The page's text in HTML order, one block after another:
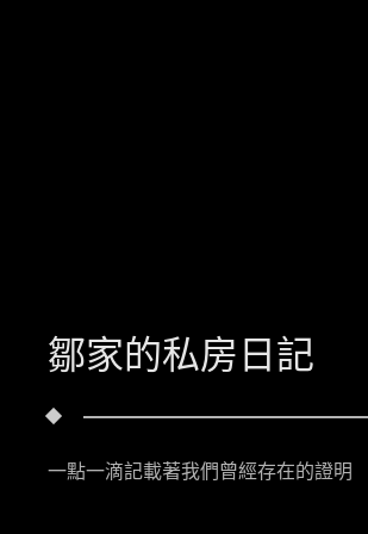
鄒家的私房日記
一點一滴記載著我們曾經存在的證明